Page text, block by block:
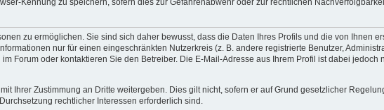
zu ermöglichen. Sie sind sich daher bewusst, dass die Daten Ihres Profils und die von Ihnen
nur für einen eingeschränkten Nutzerkreis (z. B. andere registrierte Benutzer,
Forum oder kontaktieren Sie den Betreiber. Die E-Mail-Adresse aus Ihrem Profil ist dabei jedoch
Ihrer Zustimmung an Dritte weitergeben. Dies gilt nicht, sofern er auf Grund gesetzlicher
rechtlicher Interessen erforderlich sind.